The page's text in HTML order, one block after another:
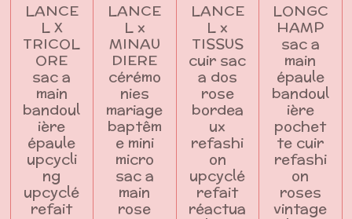
LANCE
L X
TRICOL
ORE
sac a
main
bandoul
ière
épaule
upcycli
ng
upcyclé
refait
LANCE
L x
MINAU
DIERE
cérémo
nies
mariage
baptêm
e mini
micro
sac a
main
rose
LANCE
L x
TISSUS
cuir sac
a dos
rose
bordea
ux
refashi
on
upcyclé
refait
réactua
LONGC
HAMP
sac a
main
épaule
bandoul
ière
pochet
te cuir
refashi
on
roses
vintage